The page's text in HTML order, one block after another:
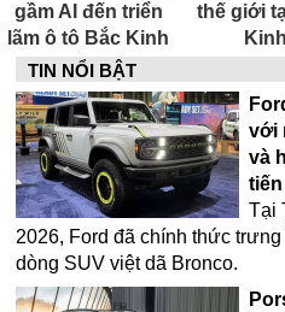
gầm AI đến triển
lãm ô tô Bắc Kinh
2026
thế giới
Kinh
TIN NỔI BẬT
với
và
tiến
Tại
2026, Ford đã chính thức
dòng SUV việt dã Bronco.